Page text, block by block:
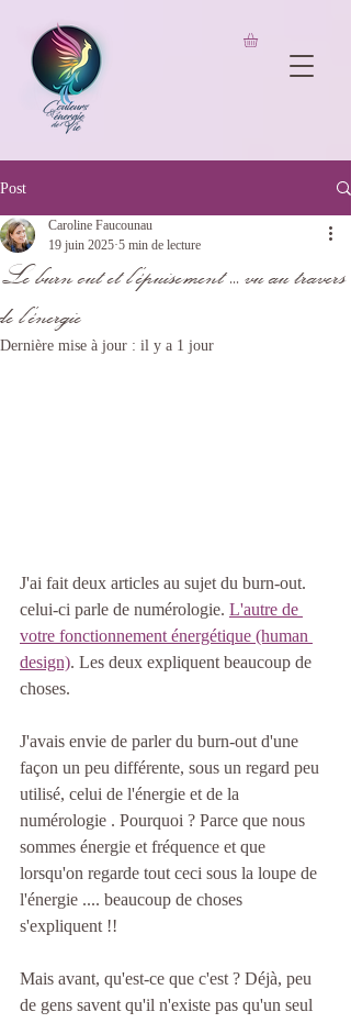
Post
Le burn out et l'épuisement ... vu au travers
de l'énergie
Caroline Faucounau
19 juin 2025 5 min de lecture
Dernière mise à jour : il y a 1 jour
J'ai fait deux articles au sujet du burn-out.
celui-ci parle de numérologie. L'autre de
votre fonctionnement énergétique (human
design). Les deux expliquent beaucoup de
choses.
J'avais envie de parler du burn-out d'une
façon un peu différente, sous un regard peu
utilisé, celui de l'énergie et de la
numérologie . Pourquoi ? Parce que nous
sommes énergie et fréquence et que
lorsqu'on regarde tout ceci sous la loupe de
l'énergie .... beaucoup de choses
s'expliquent !!
Mais avant, qu'est-ce que c'est ? Déjà, peu
de gens savent qu'il n'existe pas qu'un seul